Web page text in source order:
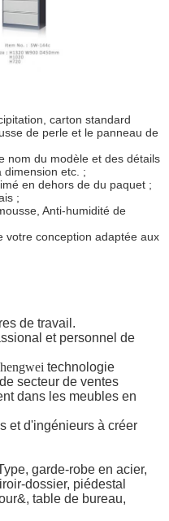
carton standard
de perle et le panneau de
nom du modèle et des détails
dimension etc. ;
en dehors de du paquet ;
;
Anti-humidité de
votre conception adaptée aux
de travail.
et personnel de
technologie
secteur de ventes
dans les meubles en
et d'ingénieurs à créer
garde-robe en acier,
dossier, piédestal
table de bureau,